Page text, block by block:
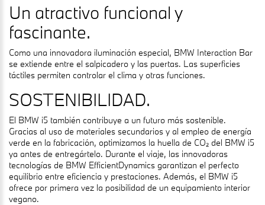
Un atractivo funcional y
fascinante.
Como una innovadora iluminación especial, BMW Interaction Bar
se extiende entre el salpicadero y las puertas. Las superficies
táctiles permiten controlar el clima y otras funciones.
SOSTENIBILIDAD.
El BMW i5 también contribuye a un futuro más sostenible.
Gracias al uso de materiales secundarios y al empleo de energía
verde en la fabricación, optimizamos la huella de CO₂ del BMW i5
ya antes de entregártelo. Durante el viaje, las innovadoras
tecnologías de BMW EfficientDynamics garantizan el perfecto
equilibrio entre eficiencia y prestaciones. Además, el BMW i5
ofrece por primera vez la posibilidad de un equipamiento interior
vegano.